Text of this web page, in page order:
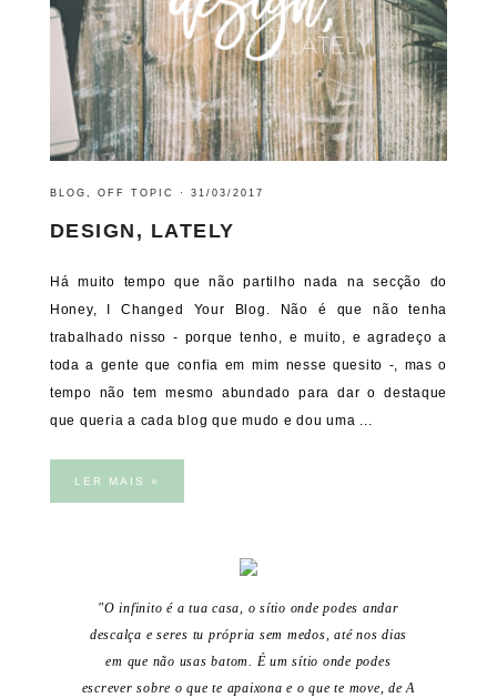
BLOG , OFF TOPIC · 31/03/2017
DESIGN, LATELY
Há muito tempo que não partilho nada na secção do
Honey, I Changed Your Blog. Não é que não tenha
trabalhado nisso - porque tenho, e muito, e agradeço a
toda a gente que confia em mim nesse quesito -, mas o
tempo não tem mesmo abundado para dar o destaque
que queria a cada blog que mudo e dou uma ...
LER MAIS »
"O infinito é a tua casa, o sítio onde podes andar
descalça e seres tu própria sem medos, até nos dias
em que não usas batom. É um sítio onde podes
escrever sobre o que te apaixona e o que te move, de A